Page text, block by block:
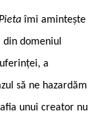
îmi amintește
domeniul
a
să ne hazardăm
unui creator nu